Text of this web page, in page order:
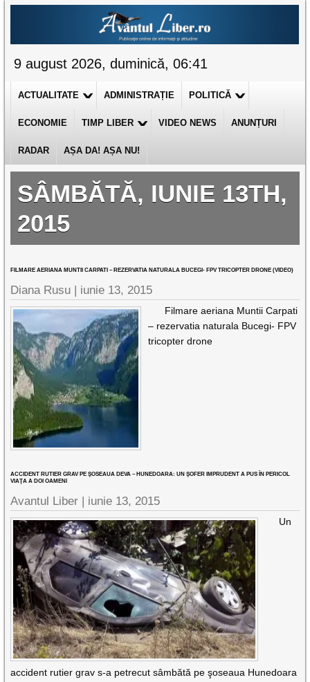
9 august 2026, duminică, 06:41
ACTUALITATE ADMINISTRAȚIE POLITICĂ
ECONOMIE TIMP LIBER VIDEO NEWS ANUNȚURI
RADAR AȘA DA! AȘA NU!
SÂMBĂTĂ, IUNIE 13TH,
2015
FILMARE AERIANA MUNTII CARPATI – REZERVATIA NATURALA BUCEGI- FPV TRICOPTER DRONE (VIDEO)
Diana Rusu | iunie 13, 2015
Filmare aeriana Muntii Carpati
– rezervatia naturala Bucegi- FPV
tricopter drone
ACCIDENT RUTIER GRAV PE ŞOSEAUA DEVA – HUNEDOARA: UN ŞOFER IMPRUDENT A PUS ÎN PERICOL
VIAŢA A DOI OAMENI
Avantul Liber | iunie 13, 2015
Un
accident rutier grav s-a petrecut sâmbătă pe şoseaua Hunedoara